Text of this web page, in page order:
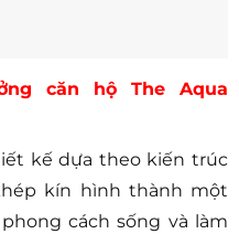
căn hộ The Aqua
kế dựa theo kiến trúc
kín hình thành một
cách sống và làm